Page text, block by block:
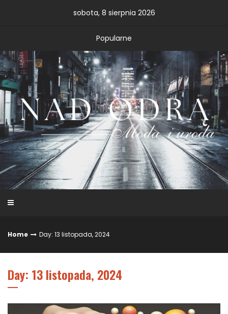
sobota, 8 sierpnia 2026
Popularne
Home Day: 13 listopada, 2024
Day: 13 listopada, 2024